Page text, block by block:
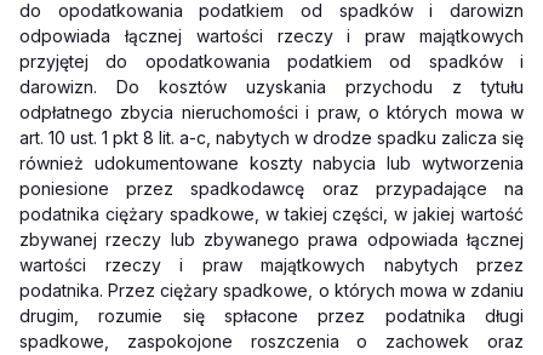
do opodatkowania podatkiem od spadków i darowizn
odpowiada łącznej wartości rzeczy i praw majątkowych
przyjętej do opodatkowania podatkiem od spadków i
darowizn. Do kosztów uzyskania przychodu z tytułu
odpłatnego zbycia nieruchomości i praw, o których mowa w
art. 10 ust. 1 pkt 8 lit. a-c, nabytych w drodze spadku zalicza się
również udokumentowane koszty nabycia lub wytworzenia
poniesione przez spadkodawcę oraz przypadające na
podatnika ciężary spadkowe, w takiej części, w jakiej wartość
zbywanej rzeczy lub zbywanego prawa odpowiada łącznej
wartości rzeczy i praw majątkowych nabytych przez
podatnika. Przez ciężary spadkowe, o których mowa w zdaniu
drugim, rozumie się spłacone przez podatnika długi
spadkowe, zaspokojone roszczenia o zachowek oraz